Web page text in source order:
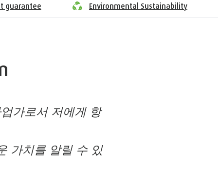
guarantee Environmental Sustainability
가로서 저에게 항
가치를 알릴 수 있